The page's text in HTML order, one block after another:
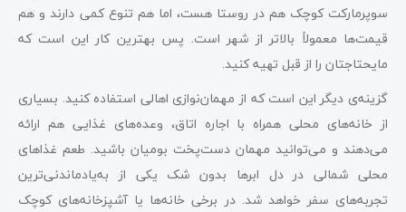
سوپرمارکت کوچک هم در روستا هست، اما هم تنوع کمی دارند و هم
قیمت‌ها معمولاً بالاتر از شهر است. پس بهترین کار این است که
مایحتاجتان را از قبل تهیه کنید.
گزینه‌ی دیگر این است که از مهمان‌نوازی اهالی استفاده کنید. بسیاری
از خانه‌های محلی همراه با اجاره اتاق، وعده‌های غذایی هم ارائه
می‌دهند و می‌توانید مهمان دست‌پخت بومیان باشید. طعم غذاهای
محلی شمالی در دل ابرها بدون شک یکی از به‌یادماندنی‌ترین
تجربه‌های سفر خواهد شد. در برخی خانه‌ها یا آشپزخانه‌های کوچک